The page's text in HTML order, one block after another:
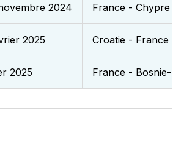
2024 France - Chypre
2025 Croatie - France
2025 France - Bosnie-